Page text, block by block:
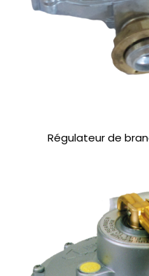
Régulateur de